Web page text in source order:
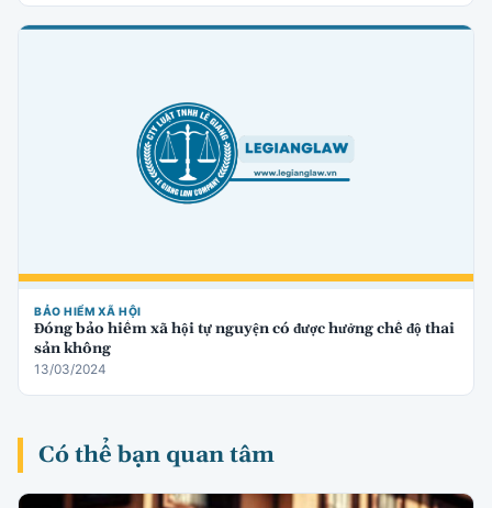
BẢO HIỂM XÃ HỘI
Đóng bảo hiểm xã hội tự nguyện có được hưởng chế độ thai
sản không
13/03/2024
Có thể bạn quan tâm